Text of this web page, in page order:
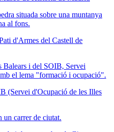
d'Armes del Castell de
(Servei d'Ocupació de les Illes